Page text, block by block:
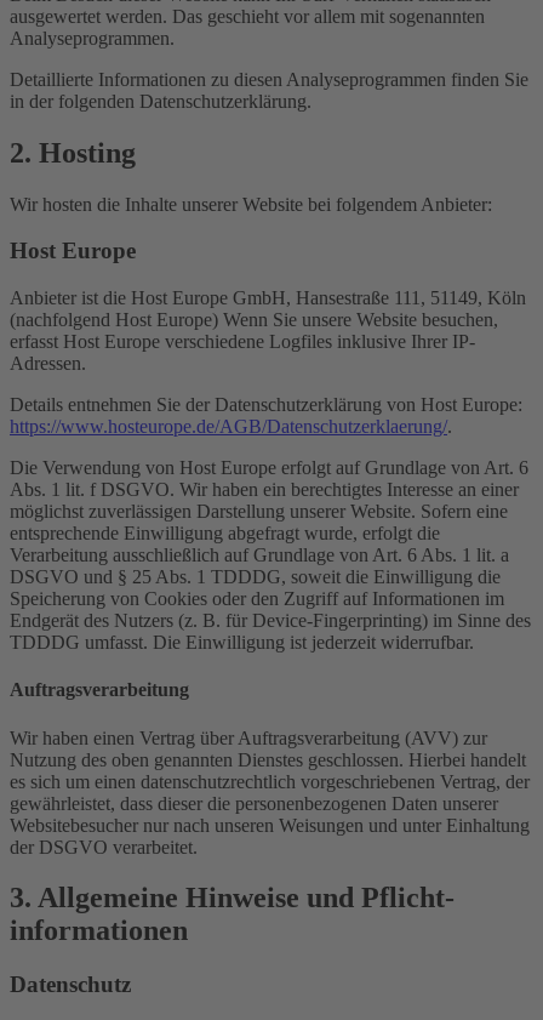
ausgewertet werden. Das geschieht vor allem mit sogenannten
Analyseprogrammen.
Detaillierte Informationen zu diesen Analyseprogrammen finden Sie
in der folgenden Datenschutzerklärung.
2. Hosting
Wir hosten die Inhalte unserer Website bei folgendem Anbieter:
Host Europe
Anbieter ist die Host Europe GmbH, Hansestraße 111, 51149, Köln
(nachfolgend Host Europe) Wenn Sie unsere Website besuchen,
erfasst Host Europe verschiedene Logfiles inklusive Ihrer IP-
Adressen.
Details entnehmen Sie der Datenschutzerklärung von Host Europe:
https://www.hosteurope.de/AGB/Datenschutzerklaerung/.
Die Verwendung von Host Europe erfolgt auf Grundlage von Art. 6
Abs. 1 lit. f DSGVO. Wir haben ein berechtigtes Interesse an einer
möglichst zuverlässigen Darstellung unserer Website. Sofern eine
entsprechende Einwilligung abgefragt wurde, erfolgt die
Verarbeitung ausschließlich auf Grundlage von Art. 6 Abs. 1 lit. a
DSGVO und § 25 Abs. 1 TDDDG, soweit die Einwilligung die
Speicherung von Cookies oder den Zugriff auf Informationen im
Endgerät des Nutzers (z. B. für Device-Fingerprinting) im Sinne des
TDDDG umfasst. Die Einwilligung ist jederzeit widerrufbar.
Auftragsverarbeitung
Wir haben einen Vertrag über Auftragsverarbeitung (AVV) zur
Nutzung des oben genannten Dienstes geschlossen. Hierbei handelt
es sich um einen datenschutzrechtlich vorgeschriebenen Vertrag, der
gewährleistet, dass dieser die personenbezogenen Daten unserer
Websitebesucher nur nach unseren Weisungen und unter Einhaltung
der DSGVO verarbeitet.
3. Allgemeine Hinweise und Pflicht­
informationen
Datenschutz